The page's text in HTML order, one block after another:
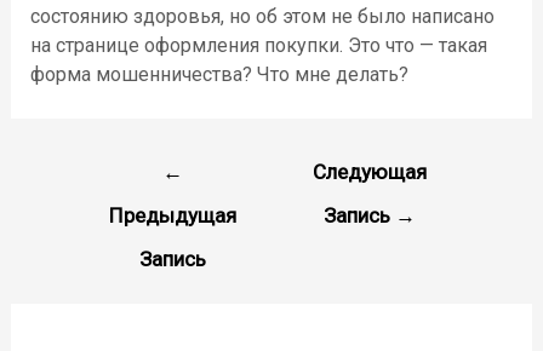
состоянию здоровья, но об этом не было написано
на странице оформления покупки. Это что — такая
форма мошенничества? Что мне делать?
записям
←
Предыдущая
Запись
Следующая
Запись →